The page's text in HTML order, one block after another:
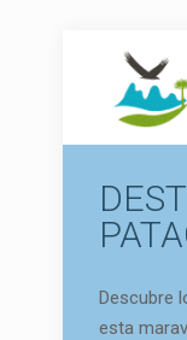
Descubre
esta